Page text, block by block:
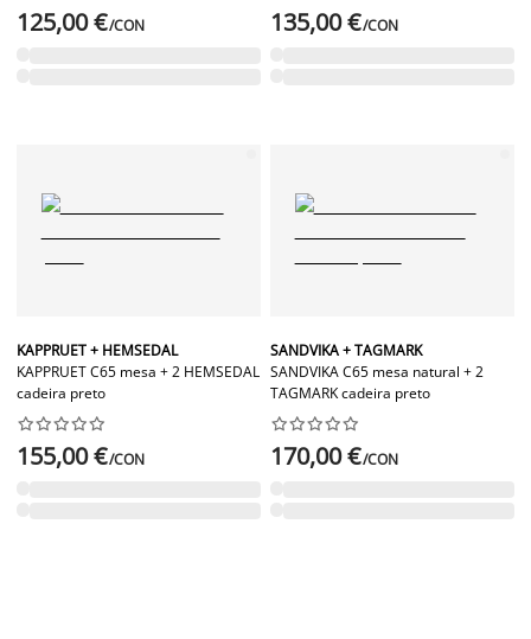
125,00 €/CON 135,00 €/CON
KAPPRUET + HEMSEDAL
KAPPRUET C65 mesa + 2 HEMSEDAL
cadeira preto






155,00 €/CON
SANDVIKA + TAGMARK
SANDVIKA C65 mesa natural + 2
TAGMARK cadeira preto






170,00 €/CON